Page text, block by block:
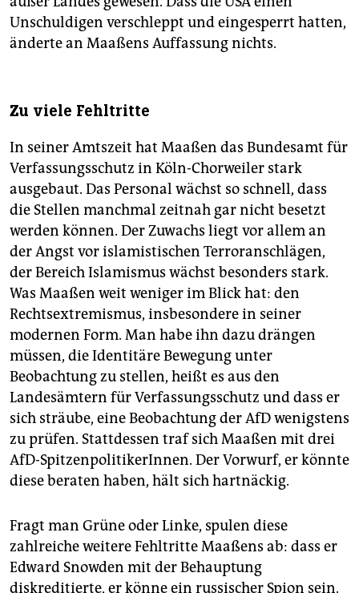
Unschuldigen verschleppt und eingesperrt hatten,
änderte an Maaßens Auffassung nichts.
Zu viele Fehltritte
In seiner Amtszeit hat Maaßen das Bundesamt für
Verfassungsschutz in Köln-Chorweiler stark
ausgebaut. Das Personal wächst so schnell, dass
die Stellen manchmal zeitnah gar nicht besetzt
werden können. Der Zuwachs liegt vor allem an
der Angst vor islamistischen Terroranschlägen,
der Bereich Islamismus wächst besonders stark.
Was Maaßen weit weniger im Blick hat: den
Rechtsextremismus, insbesondere in seiner
modernen Form. Man habe ihn dazu drängen
müssen, die Identitäre Bewegung unter
Beobachtung zu stellen, heißt es aus den
Landesämtern für Verfassungsschutz und dass er
sich sträube, eine Beobachtung der AfD wenigstens
zu prüfen. Stattdessen traf sich Maaßen mit drei
AfD-SpitzenpolitikerInnen. Der Vorwurf, er könnte
diese beraten haben, hält sich hartnäckig.
Fragt man Grüne oder Linke, spulen diese
zahlreiche weitere Fehltritte Maaßens ab: dass er
Edward Snowden mit der Behauptung
diskreditierte, er könne ein russischer Spion sein.